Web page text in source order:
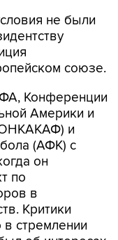
не были
союзе.
Конференции
Америки и
и
(АФК) с
он
по
в
Критики
в стремлении